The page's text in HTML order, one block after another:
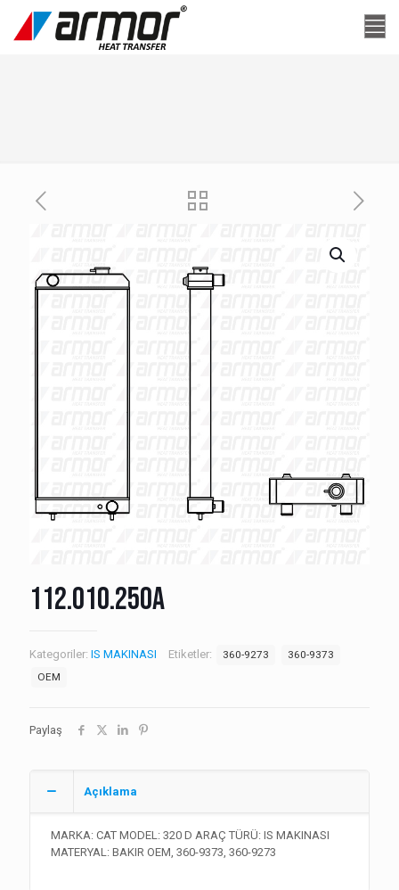
112.010.250A
Kategoriler: IS MAKINASI Etiketler: 360-9273
360-9373
OEM
Paylaş
Açıklama
MARKA: CAT MODEL: 320 D ARAÇ TÜRÜ: IS MAKINASI
MATERYAL: BAKIR OEM, 360-9373, 360-9273